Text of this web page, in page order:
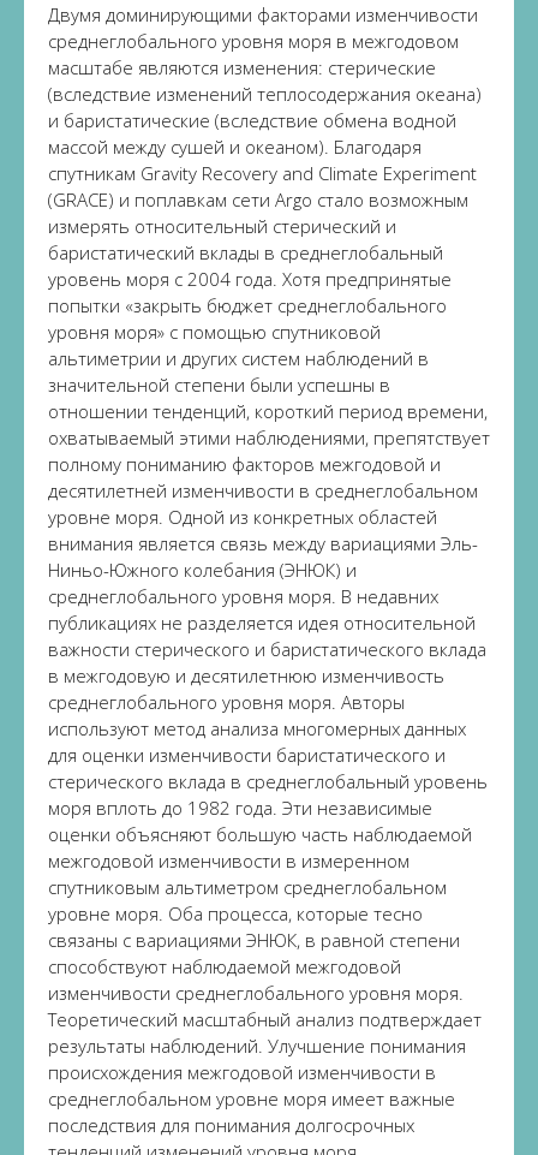
Двумя доминирующими факторами изменчивости
среднеглобального уровня моря в межгодовом
масштабе являются изменения: стерические
(вследствие изменений теплосодержания океана)
и баристатические (вследствие обмена водной
массой между сушей и океаном). Благодаря
спутникам Gravity Recovery and Climate Experiment
(GRACE) и поплавкам сети Argo стало возможным
измерять относительный стерический и
баристатический вклады в среднеглобальный
уровень моря с 2004 года. Хотя предпринятые
попытки «закрыть бюджет среднеглобального
уровня моря» с помощью спутниковой
альтиметрии и других систем наблюдений в
значительной степени были успешны в
отношении тенденций, короткий период времени,
охватываемый этими наблюдениями, препятствует
полному пониманию факторов межгодовой и
десятилетней изменчивости в среднеглобальном
уровне моря. Одной из конкретных областей
внимания является связь между вариациями Эль-
Ниньо-Южного колебания (ЭНЮК) и
среднеглобального уровня моря. В недавних
публикациях не разделяется идея относительной
важности стерического и баристатического вклада
в межгодовую и десятилетнюю изменчивость
среднеглобального уровня моря. Авторы
используют метод анализа многомерных данных
для оценки изменчивости баристатического и
стерического вклада в среднеглобальный уровень
моря вплоть до 1982 года. Эти независимые
оценки объясняют большую часть наблюдаемой
межгодовой изменчивости в измеренном
спутниковым альтиметром среднеглобальном
уровне моря. Оба процесса, которые тесно
связаны с вариациями ЭНЮК, в равной степени
способствуют наблюдаемой межгодовой
изменчивости среднеглобального уровня моря.
Теоретический масштабный анализ подтверждает
результаты наблюдений. Улучшение понимания
происхождения межгодовой изменчивости в
среднеглобальном уровне моря имеет важные
последствия для понимания долгосрочных